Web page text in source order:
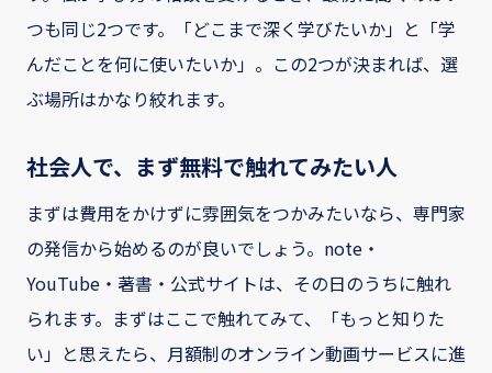
つも同じ2つです。「どこまで深く学びたいか」と「学
んだことを何に使いたいか」。この2つが決まれば、選
ぶ場所はかなり絞れます。
社会人で、まず無料で触れてみたい人
まずは費用をかけずに雰囲気をつかみたいなら、専門家
の発信から始めるのが良いでしょう。note・
YouTube・著書・公式サイトは、その日のうちに触れ
られます。まずはここで触れてみて、「もっと知りた
い」と思えたら、月額制のオンライン動画サービスに進